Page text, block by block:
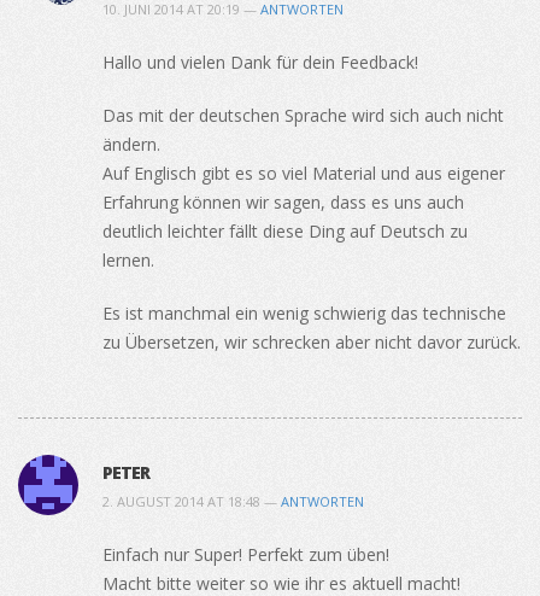
10. JUNI 2014 AT 20:19 — ANTWORTEN
Hallo und vielen Dank für dein Feedback!
Das mit der deutschen Sprache wird sich auch nicht
ändern.
Auf Englisch gibt es so viel Material und aus eigener
Erfahrung können wir sagen, dass es uns auch
deutlich leichter fällt diese Ding auf Deutsch zu
lernen.
Es ist manchmal ein wenig schwierig das technische
zu Übersetzen, wir schrecken aber nicht davor zurück.
PETER
2. AUGUST 2014 AT 18:48 — ANTWORTEN
Einfach nur Super! Perfekt zum üben!
Macht bitte weiter so wie ihr es aktuell macht!